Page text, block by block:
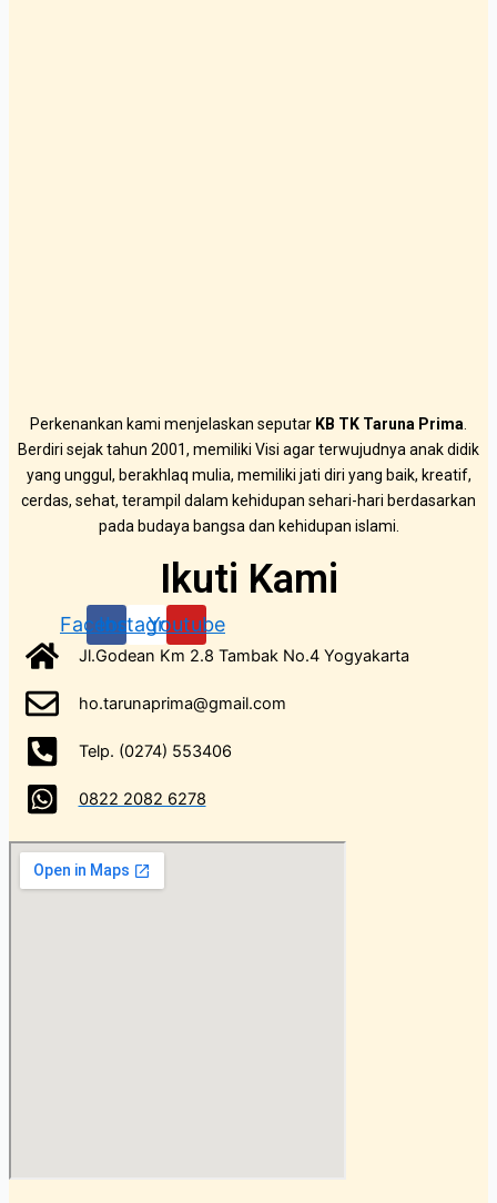
Perkenankan kami menjelaskan seputar KB TK Taruna Prima.
Berdiri sejak tahun 2001, memiliki Visi agar terwujudnya anak didik
yang unggul, berakhlaq mulia, memiliki jati diri yang baik, kreatif,
cerdas, sehat, terampil dalam kehidupan sehari-hari berdasarkan
pada budaya bangsa dan kehidupan islami.
Ikuti Kami
Facebook
Instagram
Youtube
Jl.Godean Km 2.8 Tambak No.4 Yogyakarta
ho.tarunaprima@gmail.com
Telp. (0274) 553406
0822 2082 6278